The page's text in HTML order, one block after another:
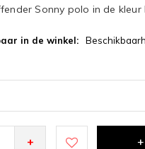
Sonny polo in de kleur
in de winkel:
+